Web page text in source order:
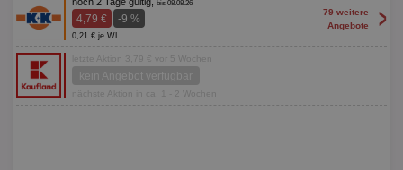
bis 08.08.26
4,79 € -9 %
0,21 € je WL
79 weitere
Angebote
>
letzte Aktion 3,79 € vor 5 Wochen
kein Angebot verfügbar
nächste Aktion in ca. 1 - 2 Wochen